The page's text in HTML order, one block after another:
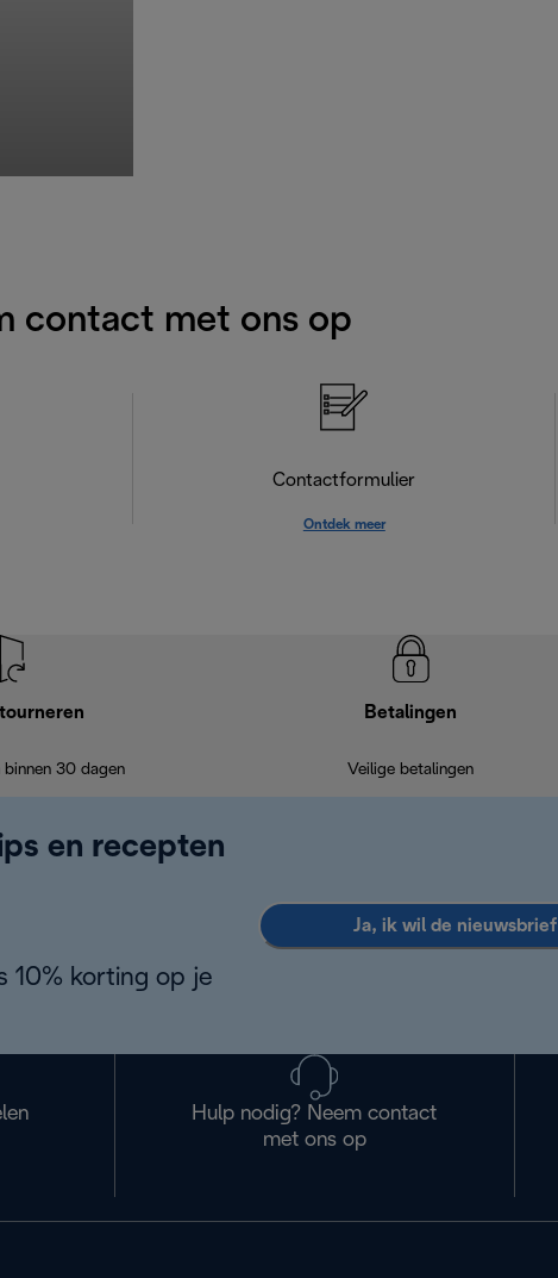
contact met ons op
Contactformulier
Ontdek meer
binnen 30 dagen
Betalingen
Veilige betalingen
en recepten
10% korting op je
Ja, ik wil de nieuwsbrief
Hulp nodig? Neem contact
met ons op